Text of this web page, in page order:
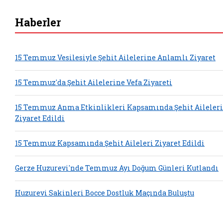
Haberler
15 Temmuz Vesilesiyle Şehit Ailelerine Anlamlı Ziyaret
15 Temmuz'da Şehit Ailelerine Vefa Ziyareti
15 Temmuz Anma Etkinlikleri Kapsamında Şehit Aileleri
Ziyaret Edildi
15 Temmuz Kapsamında Şehit Aileleri Ziyaret Edildi
Gerze Huzurevi'nde Temmuz Ayı Doğum Günleri Kutlandı
Huzurevi Sakinleri Bocce Dostluk Maçında Buluştu